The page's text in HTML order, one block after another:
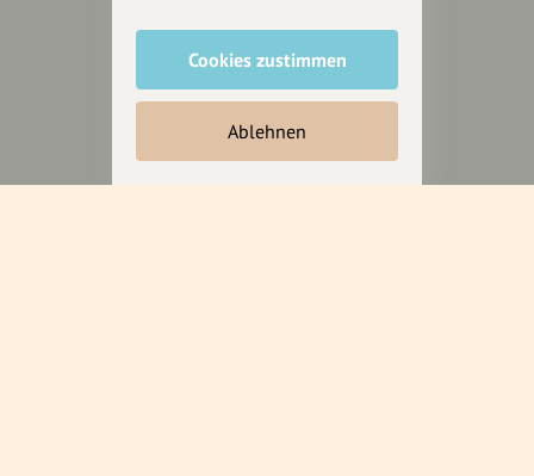
Cookies zustimmen
Ablehnen